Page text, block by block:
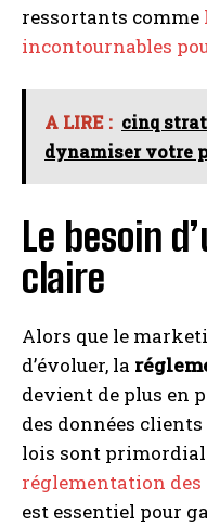
ressortants comme
incontournables
A LIRE : cinq
dynamiser votre
Le besoin
claire
Alors que le
d’évoluer, la
devient de plus en
des données
lois sont
réglementation des
est essentiel pour